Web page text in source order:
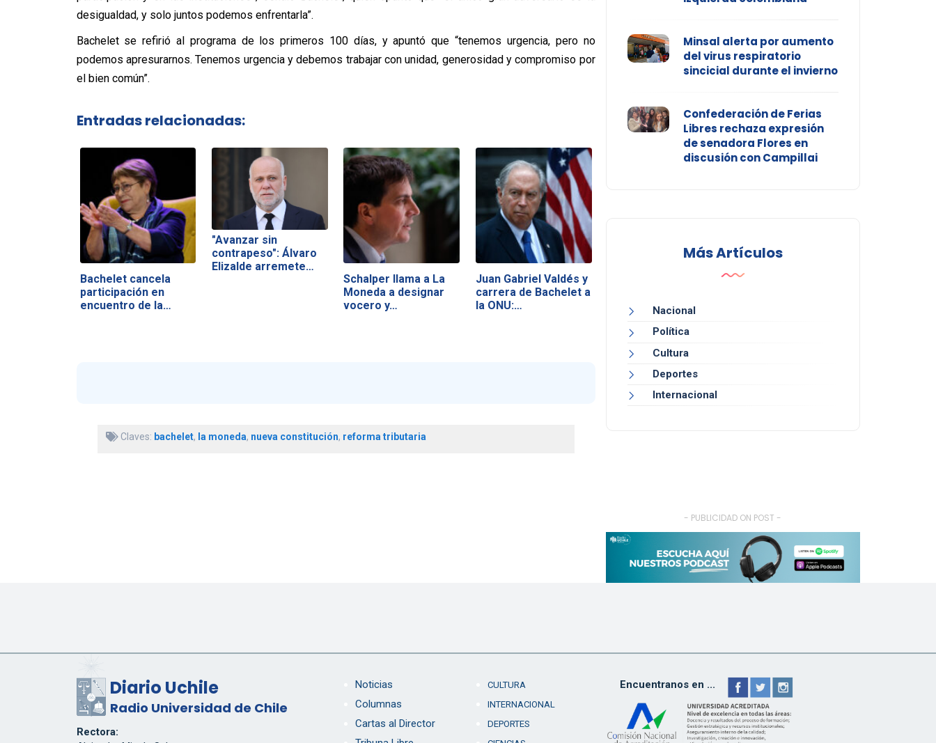
desigualdad, y solo juntos podemos enfrentarla”.
Bachelet se refirió al programa de los primeros 100 días, y apuntó que “tenemos urgencia, pero no
podemos apresurarnos. Tenemos urgencia y debemos trabajar con unidad, generosidad y compromiso por
el bien común”.
Entradas relacionadas:
Bachelet cancela
participación en
encuentro de la…
"Avanzar sin
contrapeso": Álvaro
Elizalde arremete…
Schalper llama a La
Moneda a designar
vocero y…
Juan Gabriel Valdés y
carrera de Bachelet a
la ONU:…
Claves: bachelet, la moneda, nueva constitución, reforma tributaria
Minsal alerta por aumento
del virus respiratorio
sincicial durante el invierno
Confederación de Ferias
Libres rechaza expresión
de senadora Flores en
discusión con Campillai
Más Artículos
Nacional
Política
Cultura
Deportes
Internacional
- PUBLICIDAD ON POST -
Diario Uchile
Radio Universidad de Chile
Rectora:
Noticias
Columnas
Cartas al Director
CULTURA
INTERNACIONAL
DEPORTES
Encuentranos en ...